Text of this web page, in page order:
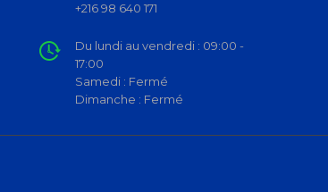
+216 98 640 171
Du lundi au vendredi : 09:00 -
17:00
Samedi : Fermé
Dimanche : Fermé